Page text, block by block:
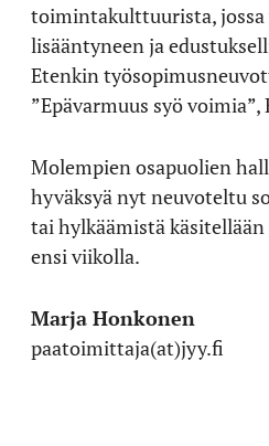
toimintakulttuurista,
lisääntyneen ja
Etenkin
”Epävarmuus syö
Molempien osapuolien
hyväksyä nyt neuvoteltu
tai hylkäämistä
ensi viikolla.
Marja Honkonen
paatoimittaja(at)jyy.fi